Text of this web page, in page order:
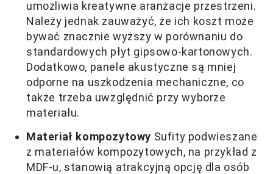
umożliwia kreatywne aranżacje przestrzeni.
Należy jednak zauważyć, że ich koszt może
bywać znacznie wyższy w porównaniu do
standardowych płyt gipsowo-kartonowych.
Dodatkowo, panele akustyczne są mniej
odporne na uszkodzenia mechaniczne, co
także trzeba uwzględnić przy wyborze
materiału.
Materiał kompozytowy Sufity podwieszane
z materiałów kompozytowych, na przykład z
MDF-u, stanowią atrakcyjną opcję dla osób